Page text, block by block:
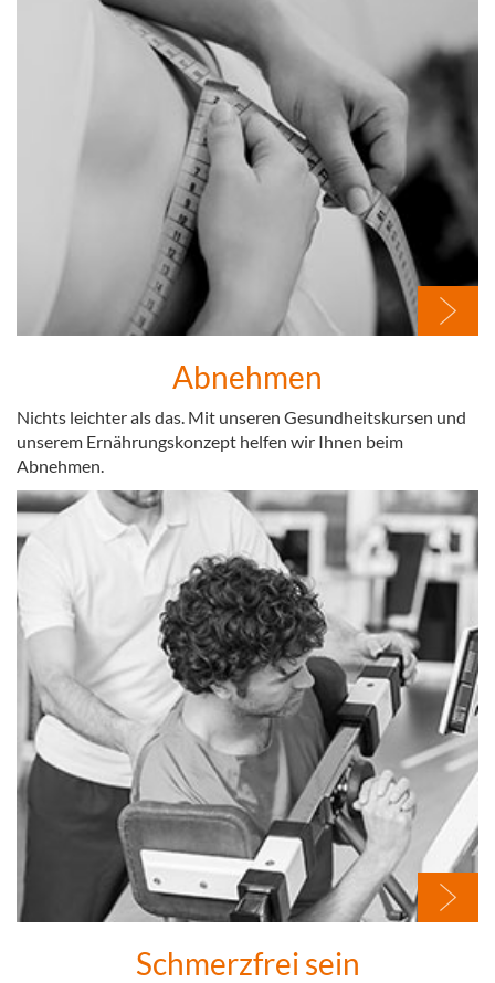
Abnehmen
Nichts leichter als das. Mit unseren Gesundheitskursen und
unserem Ernährungskonzept helfen wir Ihnen beim
Abnehmen.
Schmerzfrei sein